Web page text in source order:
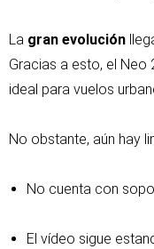
La gran evolución
Gracias a esto, el Neo
ideal para vuelos
No obstante, aún hay
No cuenta con
El vídeo sigue